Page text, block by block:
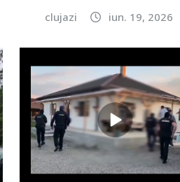
clujazi iun. 19, 2026